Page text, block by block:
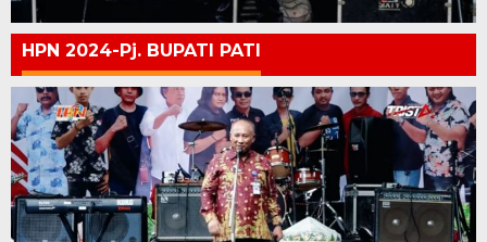
HPN 2024-Pj. BUPATI PATI